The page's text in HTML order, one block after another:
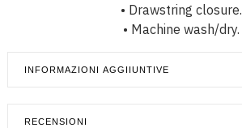
• Drawstring closure.
• Machine wash/dry.
INFORMAZIONI AGGIIUNTIVE
RECENSIONI